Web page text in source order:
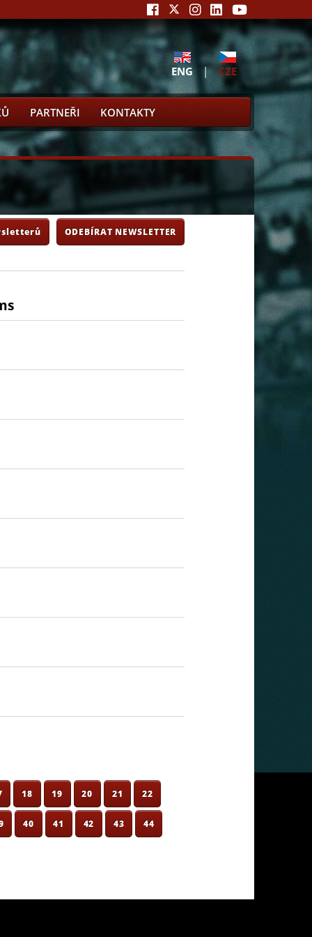
ENG | CZE
PARTNEŘI KONTAKTY
ODEBÍRAT NEWSLETTER
18 19 20 21 22
40 41 42 43 44